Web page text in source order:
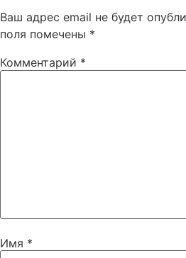
Ваш адрес email не будет
поля помечены *
Комментарий *
Имя *